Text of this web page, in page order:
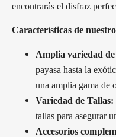
encontrarás el disfraz
Características de
Amplia variedad de
payasa hasta la
una amplia gama de
Variedad de Tallas:
tallas para asegurar
Accesorios